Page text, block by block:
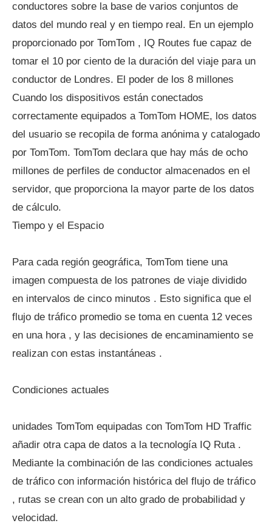
conductores sobre la base de varios conjuntos de
datos del mundo real y en tiempo real. En un ejemplo
proporcionado por TomTom , IQ Routes fue capaz de
tomar el 10 por ciento de la duración del viaje para un
conductor de Londres. El poder de los 8 millones
Cuando los dispositivos están conectados
correctamente equipados a TomTom HOME, los datos
del usuario se recopila de forma anónima y catalogado
por TomTom. TomTom declara que hay más de ocho
millones de perfiles de conductor almacenados en el
servidor, que proporciona la mayor parte de los datos
de cálculo.
Tiempo y el Espacio
Para cada región geográfica, TomTom tiene una
imagen compuesta de los patrones de viaje dividido
en intervalos de cinco minutos . Esto significa que el
flujo de tráfico promedio se toma en cuenta 12 veces
en una hora , y las decisiones de encaminamiento se
realizan con estas instantáneas .
Condiciones actuales
unidades TomTom equipadas con TomTom HD Traffic
añadir otra capa de datos a la tecnología IQ Ruta .
Mediante la combinación de las condiciones actuales
de tráfico con información histórica del flujo de tráfico
, rutas se crean con un alto grado de probabilidad y
velocidad.